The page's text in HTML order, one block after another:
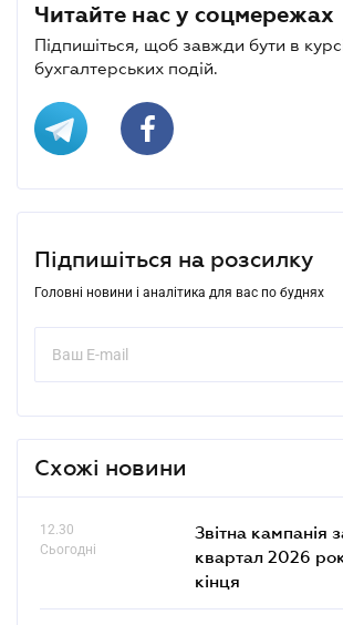
Читайте нас у соцмережах
Підпишіться, щоб завжди бути в
бухгалтерських подій.
Підпишіться на розсилку
Головні новини і аналітика для вас по буднях
Схожі новини
12.30
Сьогодні
Звітна кампанія
квартал 2026
кінця